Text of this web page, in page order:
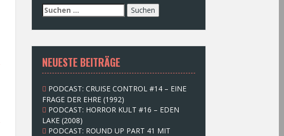
S
u
c
e
n
n
c
h
:
NEUESTE BEITRÄGE
PODCAST: CRUISE CONTROL #14 – EINE
FRAGE DER EHRE (1992)
PODCAST: HORROR KULT #16 – EDEN
LAKE (2008)
PODCAST: ROUND UP PART 41 MIT